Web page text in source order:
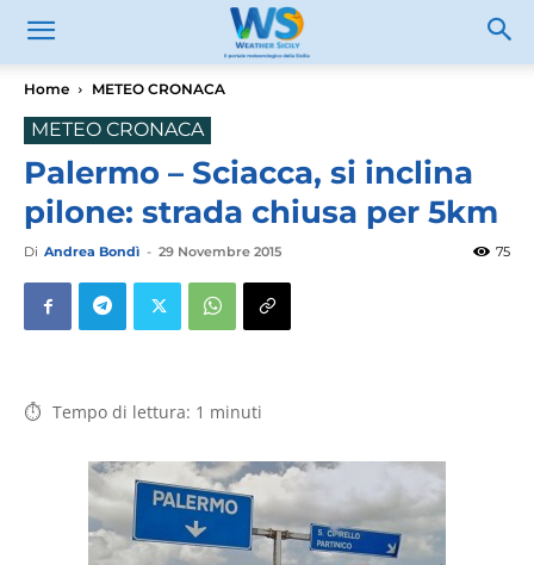
Home METEO CRONACA
METEO CRONACA
Palermo – Sciacca, si inclina
pilone: strada chiusa per 5km
Di Andrea Bondì - 29 Novembre 2015 75
Tempo di lettura: 1 minuti